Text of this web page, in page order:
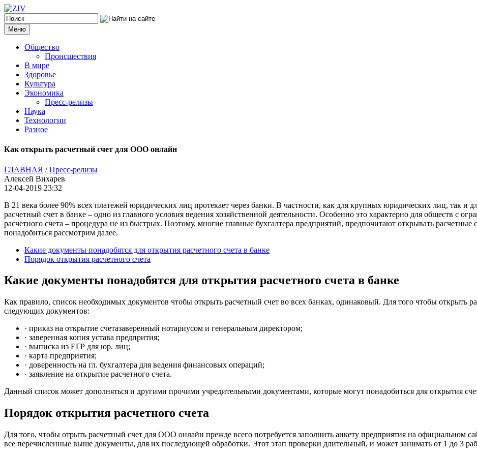
Меню
Общество
Происшествия
В мире
Здоровье
Культура
Экономика
Пресс-релизы
Наука
Технологии
Разное
Как открыть расчетный счет для ООО онлайн
ГЛАВНАЯ /Пресс-релизы
Алексей Вихарев
12-04-2019 23:32
В 21 века более 90% всех платежей юридических лиц протекает через банки. В частности, как для крупных юридических лиц, так
расчетный счет в банке – одно из главного условия ведения хозяйственной деятельности. Особенно это характерно для обществ с
расчетного счета – процедура не из быстрых. Поэтому, многие главные бухгалтера предприятий, предпочитают открывать расчетные
понадобиться рассмотрим далее.
Какие документы понадобятся для открытия расчетного счета в банке
Порядок открытия расчетного счета
Какие документы понадобятся для открытия расчетного счета в банке
Как правило, список необходимых документов чтобы открыть расчетный счет во всех банках, одинаковый. Для того чтобы открыть
следующих документов:
· приказ на открытие счетазаверенный нотариусом и генеральным директором;
· заверенная копия устава предпрития;
· выписка из ЕГР для юр. лиц;
· карта предприятия;
· доверенность на гл. бухгалтера для ведения финансовых операций;
· заявление на открытие расчетного счета.
Данный список может дополняться и другими прочими учредительными документами, которые могут понадобиться для открытия
Порядок открытия расчетного счета
Для того, чтобы отрыть расчетный счет для ООО онлайн прежде всего потребуется заполнить анкету предприятия на официальном
все перечисленные выше документы, для их последующей обработки. Этот этап проверки длительный, и может занимать от 1 до 3